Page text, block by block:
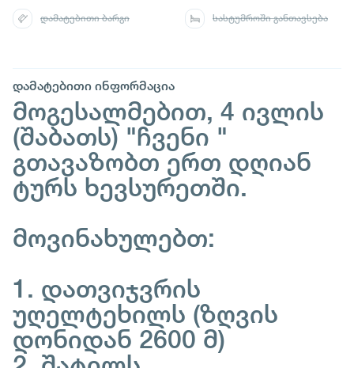
დამატებითი ინფორმაცია
მოგესალმებით, 4 ივლის
(შაბათს) "ჩვენი "
გთავაზობთ ერთ დღიან
ტურს ხევსურეთში.
მოვინახულებთ:
1. დათვიჯვრის
უღელტეხილს (ზღვის
დონიდან 2600 მ)
დამატებითი ბარგი სასტუმროში განთავსება